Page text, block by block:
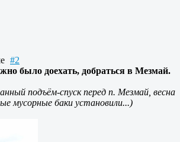
#2
было доехать, добраться в Мезмай.
подъём-спуск перед п. Мезмай, весна
мусорные баки установили...)